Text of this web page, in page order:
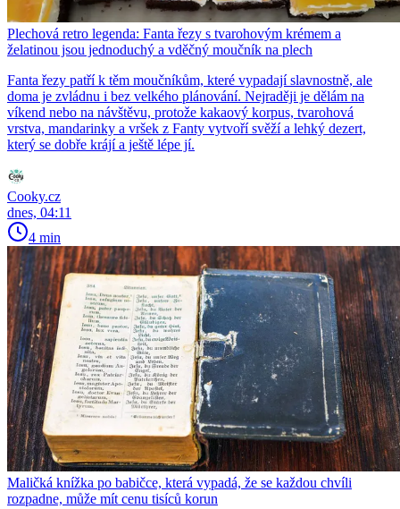
Plechová retro legenda: Fanta řezy s tvarohovým krémem a
želatinou jsou jednoduchý a vděčný moučník na plech
Fanta řezy patří k těm moučníkům, které vypadají slavnostně, ale
doma je zvládnu i bez velkého plánování. Nejraději je dělám na
víkend nebo na návštěvu, protože kakaový korpus, tvarohová
vrstva, mandarinky a vršek z Fanty vytvoří svěží a lehký dezert,
který se dobře krájí a ještě lépe jí.
Cooky.cz
dnes, 04:11
4 min
Maličká knížka po babičce, která vypadá, že se každou chvíli
rozpadne, může mít cenu tisíců korun